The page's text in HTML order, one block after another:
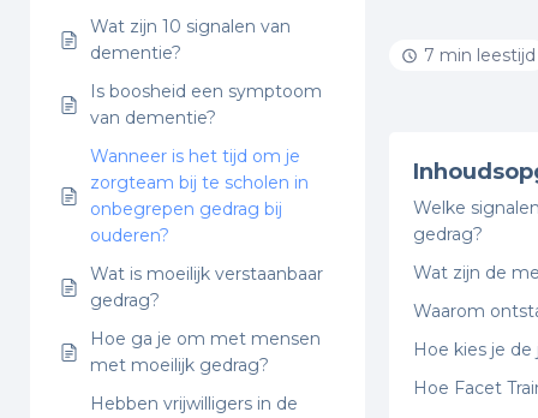
Wat zijn 10 signalen van
dementie?
Is boosheid een symptoom
van dementie?
Wanneer is het tijd om je
zorgteam bij te scholen in
onbegrepen gedrag bij
ouderen?
Wat is moeilijk verstaanbaar
gedrag?
Hoe ga je om met mensen
met moeilijk gedrag?
Hebben vrijwilligers in de
7 min leestijd
Welke
gedrag?
Wat zijn de
Waarom
Hoe kies je
Hoe Facet